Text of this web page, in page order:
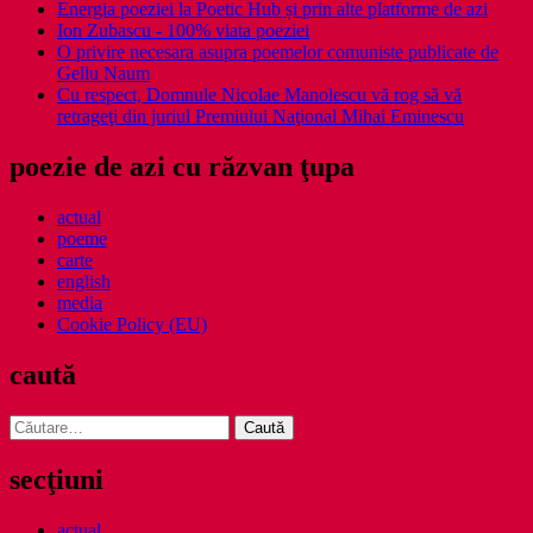
Energia poeziei la Poetic Hub și prin alte platforme de azi
Ion Zubascu - 100% viata poeziei
O privire necesara asupra poemelor comuniste publicate de
Gellu Naum
Cu respect, Domnule Nicolae Manolescu vă rog să vă
retrageţi din juriul Premiului Naţional Mihai Eminescu
poezie de azi cu răzvan ţupa
actual
poeme
carte
english
media
Cookie Policy (EU)
caută
Caută
după:
secţiuni